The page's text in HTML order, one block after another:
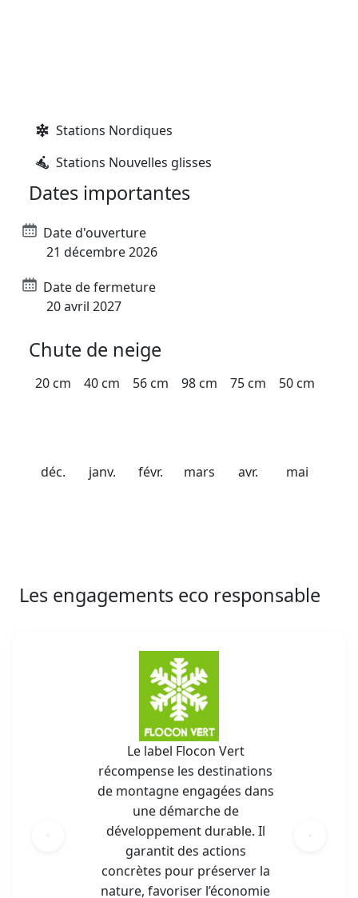
Stations Nordiques
Stations Nouvelles glisses
Dates importantes
Date d'ouverture
21 décembre 2026
Date de fermeture
20 avril 2027
Chute de neige
20 cm
déc.
40 cm
janv.
56 cm
févr.
98 cm
mars
75 cm
avr.
50 cm
mai
Les engagements eco responsable
Le label Flocon Vert
récompense les destinations
de montagne engagées dans
une démarche de
développement durable. Il
garantit des actions
concrètes pour préserver la
nature, favoriser l’économie